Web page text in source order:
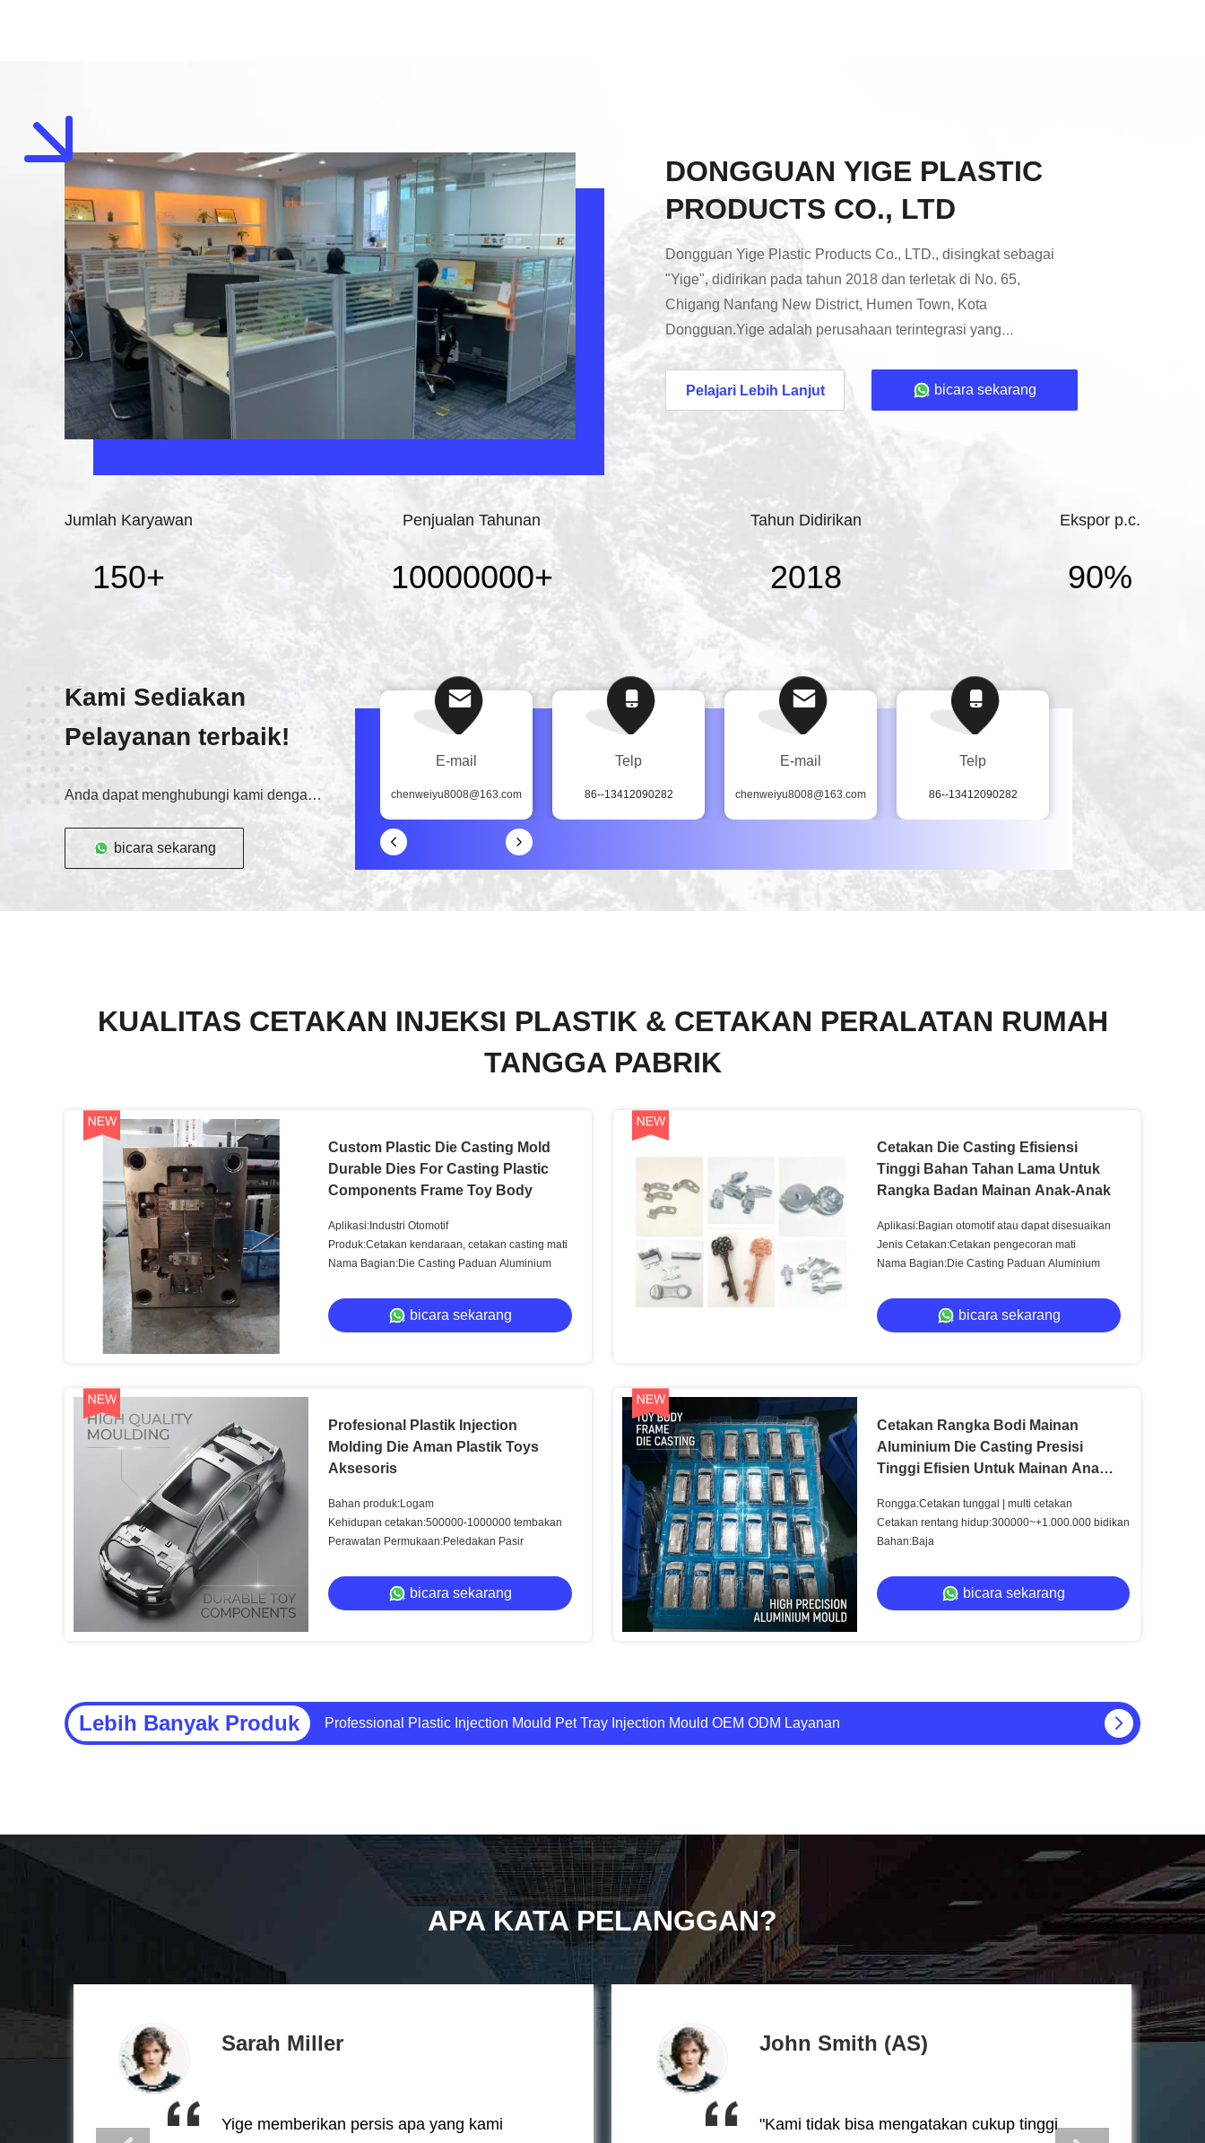
DONGGUAN YIGE PLASTIC
PRODUCTS CO., LTD
Dongguan Yige Plastic Products Co., LTD., disingkat sebagai
"Yige", didirikan pada tahun 2018 dan terletak di No. 65,
Chigang Nanfang New District, Humen Town, Kota
Dongguan.Yige adalah perusahaan terintegrasi yang
mengkhususkan diri dalam desain, produksi dan kontrak
manufaktur berbagai cetakan untuk pengendali jarak jauh
aksesoris mainan, aksesoris medis, suku cadang mobil,
dll,perusahaan memiliki tim profesional, menekankan interaksi
Pelajari Lebih Lanjut bicara sekarang
Jumlah Karyawan
150+
Penjualan Tahunan
10000000+
Tahun Didirikan
2018
Ekspor p.c.
90%
Kami Sediakan
Pelayanan terbaik!
Anda dapat menghubungi kami dengan berbagai cara
bicara sekarang
E-mail
chenweiyu8008@163.com
Telp
86--13412090282
E-mail
chenweiyu8008@163.com
Telp
86--13412090282
KUALITAS CETAKAN INJEKSI PLASTIK & CETAKAN PERALATAN RUMAH
TANGGA PABRIK
Custom Plastic Die Casting Mold
Durable Dies For Casting Plastic
Components Frame Toy Body
Aplikasi:Industri Otomotif
Produk:Cetakan kendaraan, cetakan casting mati
Nama Bagian:Die Casting Paduan Aluminium
bicara sekarang
Cetakan Die Casting Efisiensi
Tinggi Bahan Tahan Lama Untuk
Rangka Badan Mainan Anak-Anak
Aplikasi:Bagian otomotif atau dapat disesuaikan
Jenis Cetakan:Cetakan pengecoran mati
Nama Bagian:Die Casting Paduan Aluminium
bicara sekarang
Profesional Plastik Injection
Molding Die Aman Plastik Toys
Aksesoris
Bahan produk:Logam
Kehidupan cetakan:500000-1000000 tembakan
Perawatan Permukaan:Peledakan Pasir
bicara sekarang
Cetakan Rangka Bodi Mainan
Aluminium Die Casting Presisi
Tinggi Efisien Untuk Mainan Anak-
Rongga:Cetakan tunggal | multi cetakan
Cetakan rentang hidup:300000~+1.000.000 bidikan
Bahan:Baja
bicara sekarang
Lebih Banyak Produk Alat Cetak Injeksi Baki Klasifikasi Hewan Peliharaan, Cetakan Plastik Kustom P20 718 738
APA KATA PELANGGAN?
Sarah Miller
Yige memberikan persis apa yang kami
John Smith (AS)
"Kami tidak bisa mengatakan cukup tinggi